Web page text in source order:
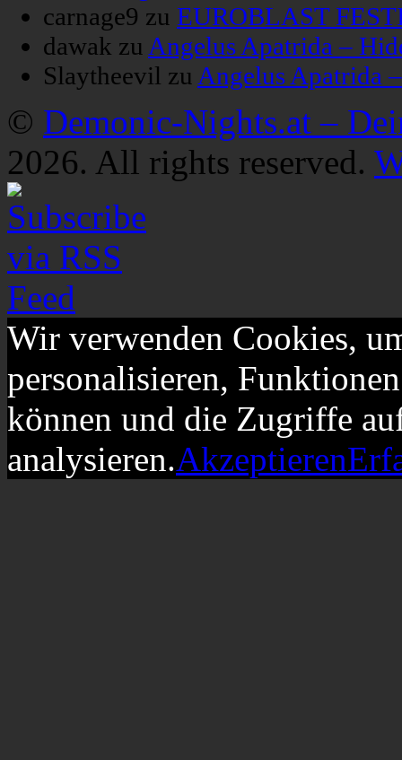
carnage9 zu EUROBLAST
dawak zu Angelus Apatrida –
Slaytheevil zu Angelus Apatrida
© Demonic-Nights.at –
2026. All rights reserved.
Wir verwenden Cookies,
personalisieren,
können und die Zugriffe
analysieren.Akzeptieren